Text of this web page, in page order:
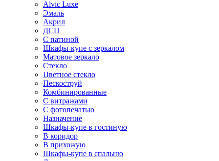
Alvic Luxe
Эмаль
Акрил
ДСП
С патиной
Шкафы-купе с зеркалом
Матовое зеркало
Стекло
Цветное стекло
Пескоструй
Комбинированные
С витражами
С фотопечатью
Назначение
Шкафы-купе в гостиную
В коридор
В прихожую
Шкафы-купе в спальню